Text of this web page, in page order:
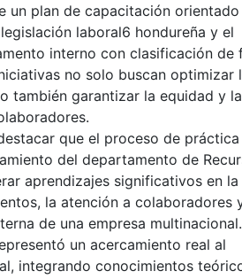
un plan de capacitación
laboral6 hondureña y el
interno con clasificación de
no solo buscan optimizar
también garantizar la equidad y
que el proceso de
del departamento de
aprendizajes significativos en la
la atención a colaboradores
de una empresa
un acercamiento real al
integrando conocimientos